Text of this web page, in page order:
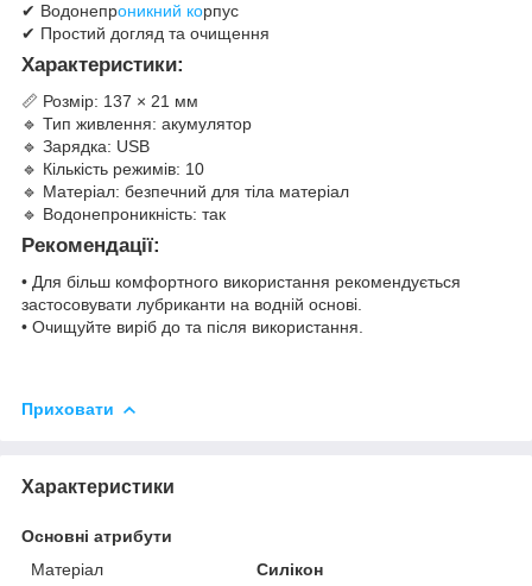
✔ Водонепроникний корпус
✔ Простий догляд та очищення
Характеристики:
📏 Розмір: 137 × 21 мм
🔹 Тип живлення: акумулятор
🔹 Зарядка: USB
🔹 Кількість режимів: 10
🔹 Матеріал: безпечний для тіла матеріал
🔹 Водонепроникність: так
Рекомендації:
• Для більш комфортного використання рекомендується
застосовувати лубриканти на водній основі.
• Очищуйте виріб до та після використання.
Приховати
Характеристики
Основні атрибути
Матеріал
Силікон